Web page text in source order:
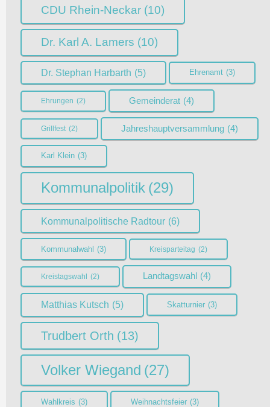
CDU Rhein-Neckar (10)
Dr. Karl A. Lamers (10)
Dr. Stephan Harbarth (5) Ehrenamt (3)
Ehrungen (2) Gemeinderat (4)
Grillfest (2) Jahreshauptversammlung (4)
Karl Klein (3)
Kommunalpolitik (29)
Kommunalpolitische Radtour (6)
Kommunalwahl (3) Kreisparteitag (2)
Kreistagswahl (2) Landtagswahl (4)
Matthias Kutsch (5) Skatturnier (3)
Trudbert Orth (13)
Volker Wiegand (27)
Wahlkreis (3) Weihnachtsfeier (3)